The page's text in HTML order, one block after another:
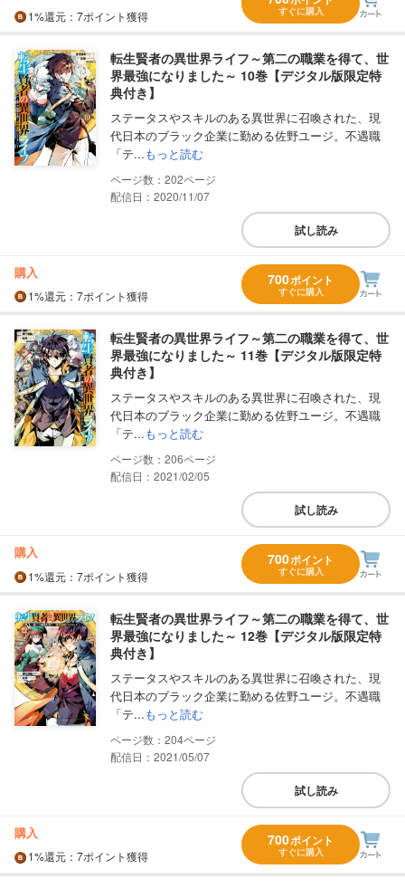
1%還元 ：7ポイント獲得 すぐに購入
転生賢者の異世界ライフ～第二の職業を得て、世
界最強になりました～ 10巻【デジタル版限定特
典付き】
ステータスやスキルのある異世界に召喚された、現
代日本のブラック企業に勤める佐野ユージ。不遇職
「テ...もっと読む
202
配信日：2020/11/07
試し読み
購入
1%還元 ：7ポイント獲得
700ポイント
すぐに購入
転生賢者の異世界ライフ～第二の職業を得て、世
界最強になりました～ 11巻【デジタル版限定特
典付き】
ステータスやスキルのある異世界に召喚された、現
代日本のブラック企業に勤める佐野ユージ。不遇職
「テ...もっと読む
206
配信日：2021/02/05
試し読み
購入
1%還元 ：7ポイント獲得
700ポイント
すぐに購入
転生賢者の異世界ライフ～第二の職業を得て、世
界最強になりました～ 12巻【デジタル版限定特
典付き】
ステータスやスキルのある異世界に召喚された、現
代日本のブラック企業に勤める佐野ユージ。不遇職
「テ...もっと読む
204
配信日：2021/05/07
試し読み
購入
1%還元 ：7ポイント獲得
700ポイント
すぐに購入